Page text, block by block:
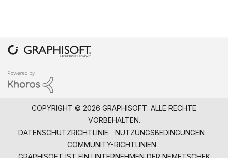
COPYRIGHT © 2026 GRAPHISOFT. ALLE RECHTE
VORBEHALTEN.
DATENSCHUTZRICHTLINIE
NUTZUNGSBEDINGUNGEN
COMMUNITY-RICHTLINIEN